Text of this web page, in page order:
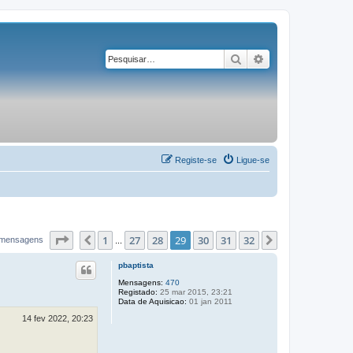
Pesquisar
Ligue-se
Registe-se
Página29 de32
Anterior
1 27 28 29 30 31 32
pbaptista
Mensagens: 470
Registado: 25 mar 2015, 23:21
Data de Aquisicao: 01 jan 2011
14 fev 2022, 20:23